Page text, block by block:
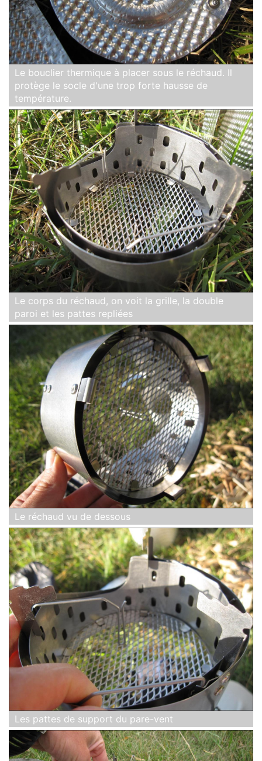
Le bouclier thermique à placer sous le réchaud. Il
protège le socle d'une trop forte hausse de
température.
Le corps du réchaud, on voit la grille, la double
paroi et les pattes repliées
Le réchaud vu de dessous
Les pattes de support du pare-vent